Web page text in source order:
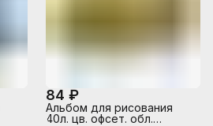
84 ₽
Альбом для рисования
40л. цв. офсет. обл.